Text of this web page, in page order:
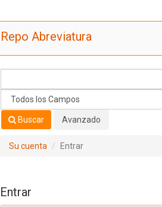
Repo Abreviatura
Buscar Avanzado
Su cuenta Entrar
Entrar